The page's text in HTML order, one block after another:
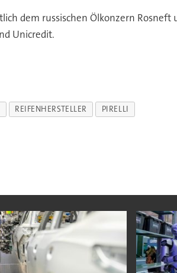
dem russischen Ölkonzern
Unicredit.
REIFENHERSTELLER PIRELLI